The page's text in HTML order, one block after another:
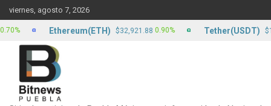
Skip
to
content
viernes, agosto 7, 2026
Ethereum(ETH) $32,921.88 0.90% Tether(USDT) $17.15